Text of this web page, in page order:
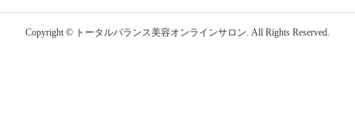
Copyright © トータルバランス美容オンラインサロン. All Rights Reserved.